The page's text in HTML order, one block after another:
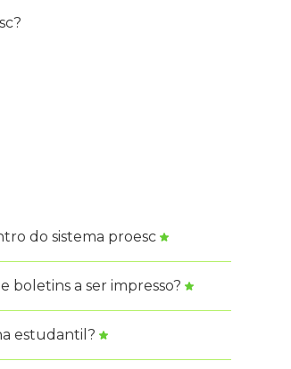
do sistema proesc
boletins a ser impresso?
estudantil?